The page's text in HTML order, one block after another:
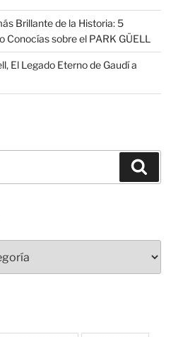
Brillante de la Historia: 5
Conocías sobre el PARK GÜELL
El Legado Eterno de Gaudí a